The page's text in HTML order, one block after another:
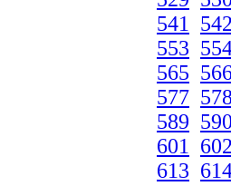
541
553
565
577
589
601
613